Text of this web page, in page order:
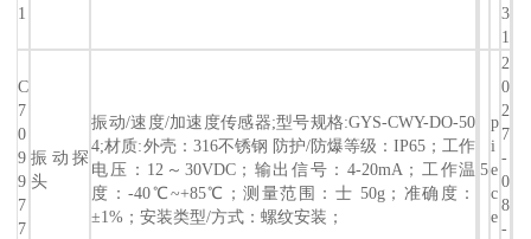
1
3
1
C
7
0
9
9
7
7
振动探
头
振动/速度/加速度传感器;型号规格:GYS-CWY-DO-50
4;材质:外壳：316不锈钢 防护/防爆等级：IP65；工作
电压：12～30VDC；输出信号：4-20mA；工作温
度：-40℃~+85℃；测量范围：士 50g；准确度：
±1%；安装类型/方式：螺纹安装；
5
p
i
e
c
e
2
0
2
7
-
0
8
-